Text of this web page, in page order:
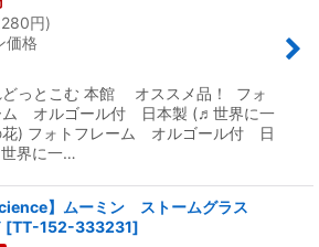
円)
価格
どっとこむ 本館 オススメ品！ フォ
ム オルゴール付 日本製 (♬世界に一
花) フォトフレーム オルゴール付 日
界に一…
】ムーミン ストームグラス
[TT-152-333231]